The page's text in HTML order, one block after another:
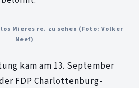
Mieres re. zu sehen (Foto: Volker
Neef)
kam am 13. September
FDP Charlottenburg-